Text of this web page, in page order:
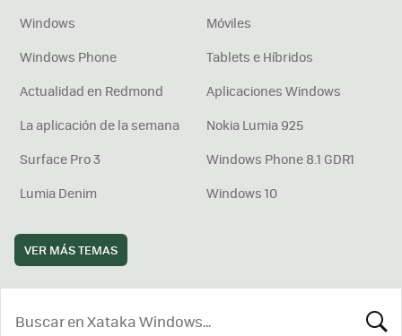
Windows
Móviles
Windows Phone
Tablets e Híbridos
Actualidad en Redmond
Aplicaciones Windows
La aplicación de la semana
Nokia Lumia 925
Surface Pro 3
Windows Phone 8.1 GDR1
Lumia Denim
Windows 10
VER MÁS TEMAS